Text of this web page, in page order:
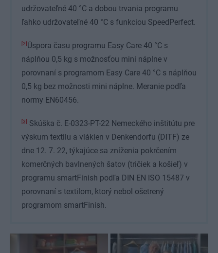
udržovateľné 40 °C a dobou trvania programu
ľahko udržovateľné 40 °C s funkciou SpeedPerfect.
[2]Úspora času programu Easy Care 40 °C s
náplňou 0,5 kg s možnosťou mini náplne v
porovnaní s programom Easy Care 40 °C s náplňou
0,5 kg bez možnosti mini náplne. Meranie podľa
normy EN60456.
[3] Skúška č. E-0323-PT-22 Nemeckého inštitútu pre
výskum textilu a vlákien v Denkendorfu (DITF) ze
dne 12. 7. 22, týkajúce sa zníženia pokrčením
komerčných bavlnených šatov (tričiek a košieľ) v
programu smartFinish podľa DIN EN ISO 15487 v
porovnaní s textilom, ktorý nebol ošetrený
programom smartFinish.